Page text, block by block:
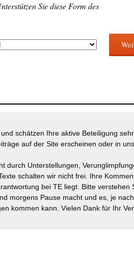
Sie diese Form des
schätzen Ihre aktive Beteiligung
auf der Site erscheinen oder in
durch Unterstellungen,
schalten wir nicht frei. Ihre
bei TE liegt. Bitte verstehen
morgens Pause macht und es, je nach
kommen kann. Vielen Dank für Ihr